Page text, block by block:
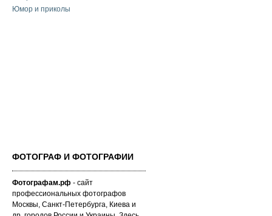
Юмор и приколы
ФОТОГРАФ И ФОТОГРАФИИ
Фотографам.рф - сайт
профессиональных фотографов
Москвы, Санкт-Петербурга, Киева и